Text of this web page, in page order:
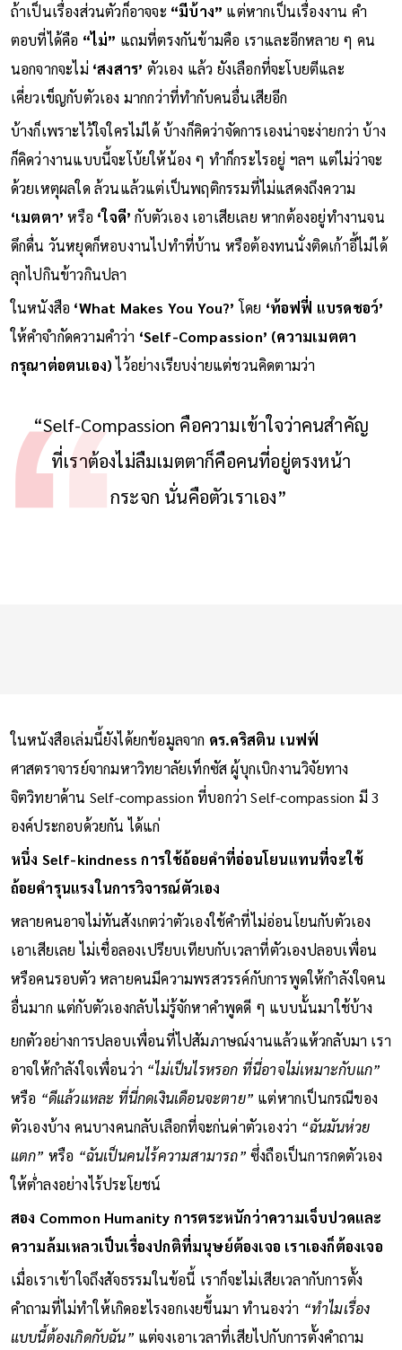
ถ้าเป็นเรื่องส่วนตัวก็อาจจะ “มีบ้าง” แต่หากเป็นเรื่องงาน คำ
ตอบที่ได้คือ “ไม่” แถมที่ตรงกันข้ามคือ เราและอีกหลาย ๆ คน
นอกจากจะไม่ ‘สงสาร’ ตัวเอง แล้ว ยังเลือกที่จะโบยตีและ
เคี่ยวเข็ญกับตัวเอง มากกว่าที่ทำกับคนอื่นเสียอีก
บ้างก็เพราะไว้ใจใครไม่ได้ บ้างก็คิดว่าจัดการเองน่าจะง่ายกว่า บ้าง
ก็คิดว่างานแบบนี้จะโบ้ยให้น้อง ๆ ทำก็กระไรอยู่ ฯลฯ แต่ไม่ว่าจะ
ด้วยเหตุผลใด ล้วนแล้วแต่เป็นพฤติกรรมที่ไม่แสดงถึงความ
‘เมตตา’ หรือ ‘ใจดี’ กับตัวเอง เอาเสียเลย หากต้องอยู่ทำงานจน
ดึกดื่น วันหยุดก็หอบงานไปทำที่บ้าน หรือต้องทนนั่งติดเก้าอี้ไม่ได้
ลุกไปกินข้าวกินปลา
ในหนังสือ ‘What Makes You You?’ โดย ‘ท้อฟฟี่ แบรดชอว์’
ให้คำจำกัดความคำว่า ‘Self-Compassion’ (ความเมตตา
กรุณาต่อตนเอง)ไว้อย่างเรียบง่ายแต่ชวนคิดตามว่า
“Self-Compassion คือความเข้าใจว่าคนสำคัญ
ที่เราต้องไม่ลืมเมตตาก็คือคนที่อยู่ตรงหน้า
กระจก นั่นคือตัวเราเอง”
ในหนังสือเล่มนี้ยังได้ยกข้อมูลจาก ดร.คริสติน เนฟฟ์
ศาสตราจารย์จากมหาวิทยาลัยเท็กซัส ผู้บุกเบิกงานวิจัยทาง
จิตวิทยาด้าน Self-compassion ที่บอกว่า Self-compassion มี 3
องค์ประกอบด้วยกัน ได้แก่
หนึ่ง Self-kindness การใช้ถ้อยคำที่อ่อนโยนแทนที่จะใช้
ถ้อยคำรุนแรงในการวิจารณ์ตัวเอง
หลายคนอาจไม่ทันสังเกตว่าตัวเองใช้คำที่ไม่อ่อนโยนกับตัวเอง
เอาเสียเลย ไม่เชื่อลองเปรียบเทียบกับเวลาที่ตัวเองปลอบเพื่อน
หรือคนรอบตัว หลายคนมีความพรสวรรค์กับการพูดให้กำลังใจคน
อื่นมาก แต่กับตัวเองกลับไม่รู้จักหาคำพูดดี ๆ แบบนั้นมาใช้บ้าง
ยกตัวอย่างการปลอบเพื่อนที่ไปสัมภาษณ์งานแล้วแห้วกลับมา เรา
อาจให้กำลังใจเพื่อนว่า “ไม่เป็นไรหรอก ที่นี่อาจไม่เหมาะกับแก”
หรือ “ดีแล้วแหละ ที่นี่กดเงินเดือนจะตาย” แต่หากเป็นกรณีของ
ตัวเองบ้าง คนบางคนกลับเลือกที่จะก่นด่าตัวเองว่า “ฉันมันห่วย
แตก” หรือ “ฉันเป็นคนไร้ความสามารถ” ซึ่งถือเป็นการกดตัวเอง
ให้ต่ำลงอย่างไร้ประโยชน์
สอง Common Humanity การตระหนักว่าความเจ็บปวดและ
ความล้มเหลวเป็นเรื่องปกติที่มนุษย์ต้องเจอ เราเองก็ต้องเจอ
เมื่อเราเข้าใจถึงสัจธรรมในข้อนี้ เราก็จะไม่เสียเวลากับการตั้ง
คำถามที่ไม่ทำให้เกิดอะไรงอกเงยขึ้นมา ทำนองว่า “ทำไมเรื่อง
แบบนี้ต้องเกิดกับฉัน” แต่จงเอาเวลาที่เสียไปกับการตั้งคำถาม